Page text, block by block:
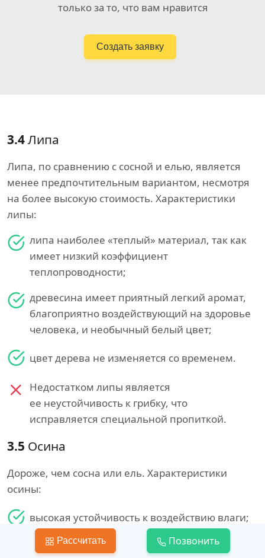
только за то, что вам нравится
Создать заявку
3.4Липа
Липа, по сравнению с сосной и елью, является
менее предпочтительным вариантом, несмотря
на более высокую стоимость. Характеристики
липы:
липа наиболее «теплый» материал, так как
имеет низкий коэффициент
теплопроводности;
древесина имеет приятный легкий аромат,
благоприятно воздействующий на здоровье
человека, и необычный белый цвет;
цвет дерева не изменяется со временем.
Недостатком липы является
ее неустойчивость к грибку, что
исправляется специальной пропиткой.
3.5 Осина
Дороже, чем сосна или ель. Характеристики
осины:
высокая устойчивость к воздействию влаги;
низкая вероятность растрескивания при
Рассчитать Позвонить